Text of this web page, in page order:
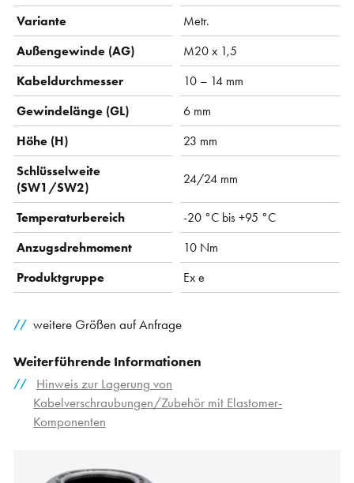
Variante
Metr.
Außengewinde (AG)
M20 x 1,5
Kabeldurchmesser
10 – 14 mm
Gewindelänge (GL)
6 mm
Höhe (H)
23 mm
Schlüsselweite
(SW1/SW2)
24/24 mm
Temperaturbereich
-20 °C bis +95 °C
Anzugsdrehmoment
10 Nm
Produktgruppe
Ex e
weitere Größen auf Anfrage
Weiterführende Informationen
Hinweis zur Lagerung von
Kabelverschraubungen/Zubehör mit Elastomer-
Komponenten